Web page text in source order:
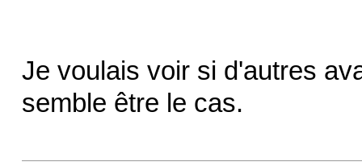
Je voulais voir si d'autres
semble être le cas.